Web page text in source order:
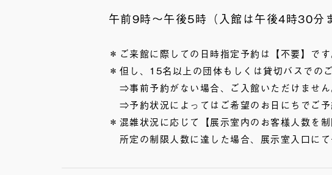
午前9時～午後5時（入館は午後4時30分
ご来館に際しての日時指定予約は【不要】です
但し、15名以上の団体もしくは貸切バスでの
⇒事前予約がない場合、ご入館いただけません
⇒予約状況によってはご希望のお日にちでご
混雑状況に応じて【展示室内のお客様人数を制
所定の制限人数に達した場合、展示室入口に